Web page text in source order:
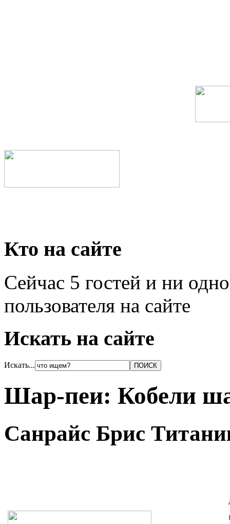
Кто на сайте
Сейчас 5 гостей и ни
пользователя на сайте
Искать на сайте
Искать...
Шар-пеи: Кобели
Санрайс Брис